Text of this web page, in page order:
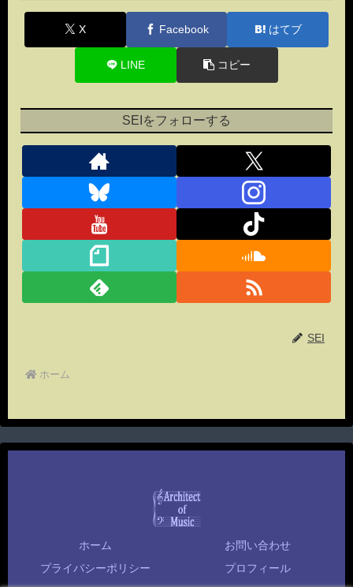
X Facebook はてブ
LINE コピー
SEIをフォローする
SEI
ホーム
ホーム
お問い合わせ
プライバシーポリシー
プロフィール